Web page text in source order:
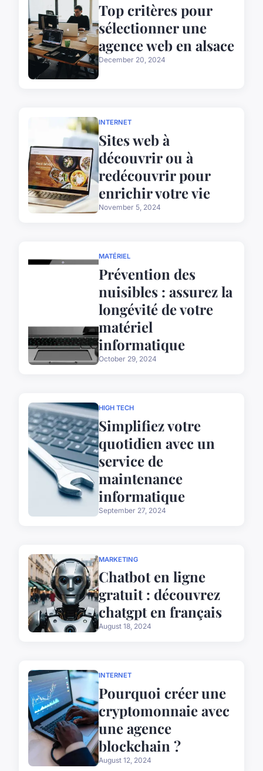
Top critères pour
sélectionner une
agence web en alsace
December 20, 2024
INTERNET
Sites web à
découvrir ou à
redécouvrir pour
enrichir votre vie
November 5, 2024
MATÉRIEL
Prévention des
nuisibles : assurez la
longévité de votre
matériel
informatique
October 29, 2024
HIGH TECH
Simplifiez votre
quotidien avec un
service de
maintenance
informatique
September 27, 2024
MARKETING
Chatbot en ligne
gratuit : découvrez
chatgpt en français
August 18, 2024
INTERNET
Pourquoi créer une
cryptomonnaie avec
une agence
blockchain ?
August 12, 2024